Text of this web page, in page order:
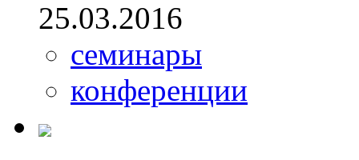
25.03.2016
семинары
конференции